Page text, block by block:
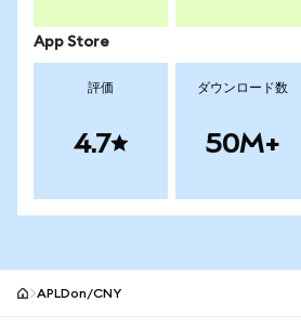
App Store
評価
4.7
ダウンロード数
50M+
APLDon/CNY